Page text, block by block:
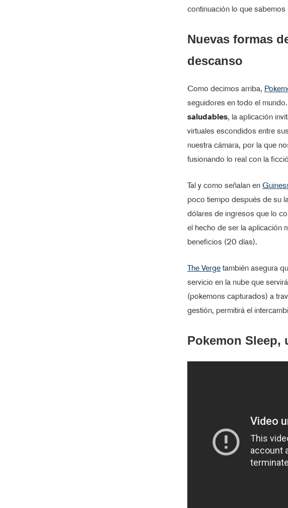
continuación lo que
Nuevas formas
descanso
Como decimos arriba,
seguidores en todo el
saludables, la aplicación
virtuales escondidos entre
nuestra cámara, por la que
fusionando lo real con la
Tal y como señalan en
poco tiempo después de su
dólares de ingresos que lo
el hecho de ser la aplicación
beneficios (20 días).
The Verge también asegura
servicio en la nube que
(pokemons capturados) a
gestión, permitirá el
Pokemon Sleep,